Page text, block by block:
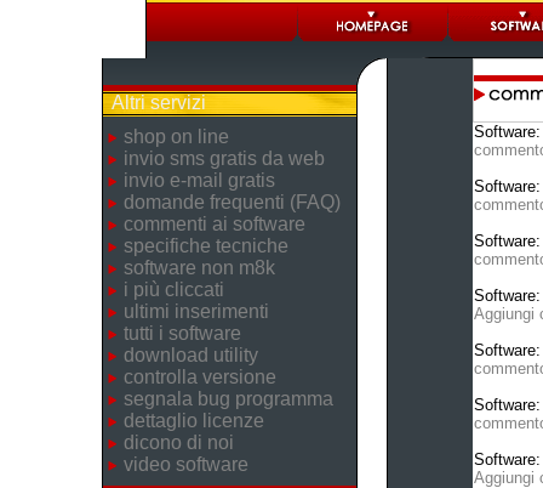
Altri servizi
shop on line
invio sms gratis da web
invio e-mail gratis
domande frequenti (FAQ)
commenti ai software
specifiche tecniche
software non m8k
i più cliccati
ultimi inserimenti
tutti i software
download utility
controlla versione
segnala bug programma
dettaglio licenze
dicono di noi
video software
Aggiungi
Aggiungi